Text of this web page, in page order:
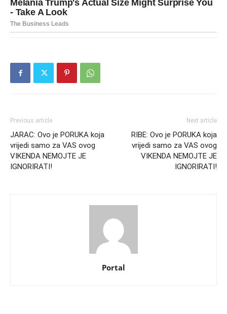
Previous article
JARAC: Ovo je PORUKA koja
vrijedi samo za VAS ovog
VIKENDA NEMOJTE JE
IGNORIRATI!
Next article
RIBE: Ovo je PORUKA koja
vrijedi samo za VAS ovog
VIKENDA NEMOJTE JE
IGNORIRATI!
Portal